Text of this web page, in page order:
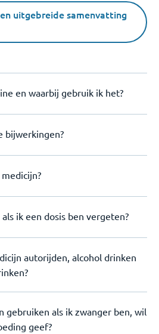
uitgebreide samenvatting
en waarbij gebruik ik het?
bijwerkingen?
ik een dosis ben vergeten?
autorijden, alcohol drinken
gebruiken als ik zwanger ben, wil
geef?